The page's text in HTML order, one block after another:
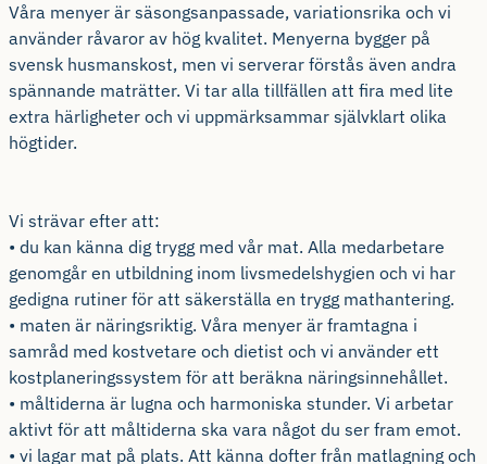
Våra menyer är säsongsanpassade, variationsrika och vi
använder råvaror av hög kvalitet. Menyerna bygger på
svensk husmanskost, men vi serverar förstås även andra
spännande maträtter. Vi tar alla tillfällen att fira med lite
extra härligheter och vi uppmärksammar självklart olika
högtider.
Vi strävar efter att:
• du kan känna dig trygg med vår mat. Alla medarbetare
genomgår en utbildning inom livsmedelshygien och vi har
gedigna rutiner för att säkerställa en trygg mathantering.
• maten är näringsriktig. Våra menyer är framtagna i
samråd med kostvetare och dietist och vi använder ett
kostplaneringssystem för att beräkna näringsinnehållet.
• måltiderna är lugna och harmoniska stunder. Vi arbetar
aktivt för att måltiderna ska vara något du ser fram emot.
• vi lagar mat på plats. Att känna dofter från matlagning och